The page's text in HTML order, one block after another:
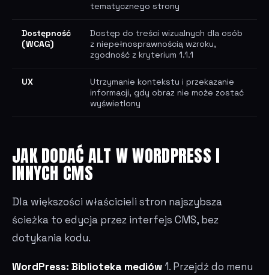
tematycznego strony
Dostępność
(WCAG)
Dostęp do treści wizualnych dla osób
z niepełnosprawnością wzroku,
zgodność z kryterium 1.1.1
UX
Utrzymanie kontekstu i przekazanie
informacji, gdy obraz nie może zostać
wyświetlony
JAK DODAĆ ALT W WORDPRESS I
INNYCH CMS
Dla większości właścicieli stron najszybsza
ścieżka to edycja przez interfejs CMS, bez
dotykania kodu.
WordPress: Biblioteka mediów 1. Przejdź do menu